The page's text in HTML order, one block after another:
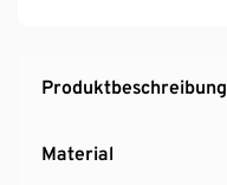
Produktbeschreibung
Material